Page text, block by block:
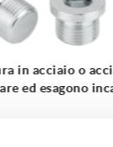
Imbastitori a
fungo in